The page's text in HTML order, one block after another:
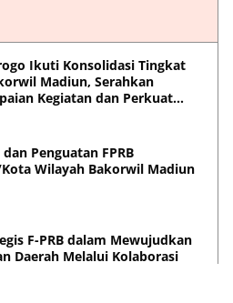
Ikuti Konsolidasi Tingkat
Madiun, Serahkan
Kegiatan dan Perkuat
Penguatan FPRB
Wilayah Bakorwil Madiun
F-PRB dalam Mewujudkan
Daerah Melalui Kolaborasi